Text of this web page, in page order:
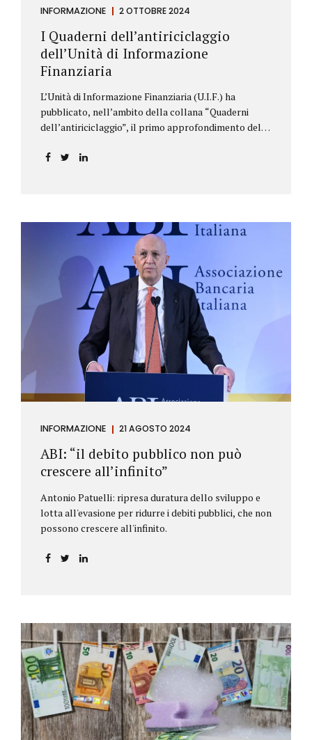
INFORMAZIONE 2 OTTOBRE 2024
I Quaderni dell’antiriciclaggio
dell’Unità di Informazione
Finanziaria
L’Unità di Informazione Finanziaria (U.I.F.) ha
pubblicato, nell’ambito della collana “Quaderni
dell’antiriciclaggio”, il primo approfondimento del
aggiornamenti della normativa e della
riguardano le novità nella disciplina internazionale e
nazionale, e forniscono informazioni su
eventuali consultazioni pubbliche e su pronunce di
particolare rilevanza emesse nell’esercizio
dell’attività giurisdizionale. In questo numero
l’approfondimento è dedicato, in particolare: alla
recente normativa della UE sugli obblighi
antiriciclaggio (c.d. AML Package), tra cui il
Regolamento Antiriciclaggio e la Direttiva AML;
all’AMLA, ovvero alla nuova Autorità europea che
INFORMAZIONE 21 AGOSTO 2024
ABI: “il debito pubblico non può
crescere all’infinito”
Antonio Patuelli: ripresa duratura dello sviluppo e
lotta all'evasione per ridurre i debiti pubblici, che non
possono crescere all'infinito.